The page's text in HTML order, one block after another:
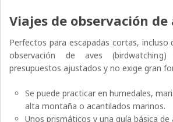
Viajes de observación de
Perfectos para escapadas cortas, incluso
observación de aves
presupuestos ajustados y no exige gran
Se puede practicar en humedales,
alta montaña o acantilados marinos.
Unos prismáticos y una guía básica de